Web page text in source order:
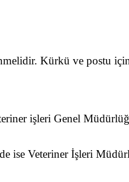
Kürkü ve postu
işleri Genel
ise Veteriner İşleri